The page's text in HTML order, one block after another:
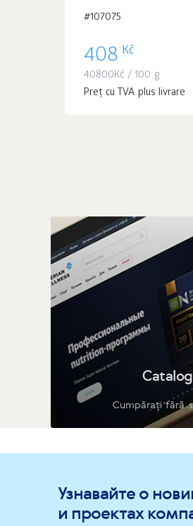
#107075
408 Kč
40800Kč / 100 g
Preț cu TVA plus livrare
Cumpărați fără
Узнавайте о
и проектах